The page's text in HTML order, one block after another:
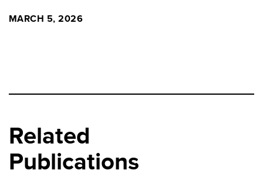
MARCH 5, 2026
Related
Publications